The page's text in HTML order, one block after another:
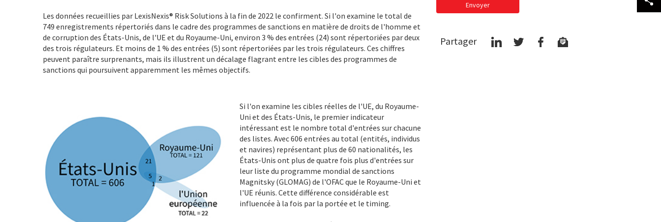
Les données recueillies par LexisNexis® Risk Solutions à la fin de 2022 le confirment. Si l'on examine le total de
749 enregistrements répertoriés dans le cadre des programmes de sanctions en matière de droits de l'homme et
de corruption des États-Unis, de l'UE et du Royaume-Uni, environ 3 % des entrées (24) sont répertoriées par deux
des trois régulateurs. Et moins de 1 % des entrées (5) sont répertoriées par les trois régulateurs. Ces chiffres
peuvent paraître surprenants, mais ils illustrent un décalage flagrant entre les cibles des programmes de
sanctions qui poursuivent apparemment les mêmes objectifs.
Si l'on examine les cibles réelles de l'UE, du Royaume-
Uni et des États-Unis, le premier indicateur
intéressant est le nombre total d'entrées sur chacune
des listes. Avec 606 entrées au total (entités, individus
et navires) représentant plus de 60 nationalités, les
États-Unis ont plus de quatre fois plus d'entrées sur
leur liste du programme mondial de sanctions
Magnitsky (GLOMAG) de l'OFAC que le Royaume-Uni et
l'UE réunis. Cette différence considérable est
influencée à la fois par la portée et le timing.
Envoyer
Partager